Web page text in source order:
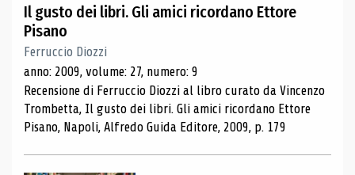
Il gusto dei libri. Gli amici ricordano Ettore
Pisano
Ferruccio Diozzi
anno: 2009, volume: 27, numero: 9
Recensione di Ferruccio Diozzi al libro curato da Vincenzo
Trombetta, Il gusto dei libri. Gli amici ricordano Ettore
Pisano, Napoli, Alfredo Guida Editore, 2009, p. 179